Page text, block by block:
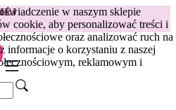
w naszym sklepie
cookie, aby personalizować treści i
oraz analizować ruch na
informacje o korzystaniu z naszej
reklamowym i